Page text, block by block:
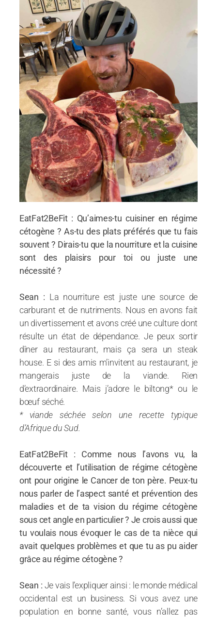
EatFat2BeFit : Qu’aimes-tu cuisiner en régime
cétogène ? As-tu des plats préférés que tu fais
souvent ? Dirais-tu que la nourriture et la cuisine
sont des plaisirs pour toi ou juste une
nécessité ?
Sean : La nourriture est juste une source de
carburant et de nutriments. Nous en avons fait
un divertissement et avons créé une culture dont
résulte un état de dépendance. Je peux sortir
dîner au restaurant, mais ça sera un steak
house. E si des amis m’invitent au restaurant, je
mangerais juste de la viande. Rien
d’extraordinaire. Mais j’adore le biltong* ou le
bœuf séché.
* viande séchée selon une recette typique
d’Afrique du Sud.
EatFat2BeFit : Comme nous l’avons vu, la
découverte et l’utilisation de régime cétogène
ont pour origine le Cancer de ton père. Peux-tu
nous parler de l’aspect santé et prévention des
maladies et de ta vision du régime cétogène
sous cet angle en particulier ? Je crois aussi que
tu voulais nous évoquer le cas de ta nièce qui
avait quelques problèmes et que tu as pu aider
grâce au régime cétogène ?
Sean : Je vais l’expliquer ainsi : le monde médical
occidental est un business. Si vous avez une
population en bonne santé, vous n’allez pas